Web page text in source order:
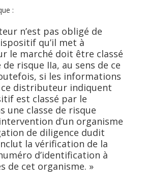
:
n’est pas obligé de
qu’il met à
le marché doit être classé
de risque IIa, au sens de ce
si les informations
distributeur indiquent
est classé par le
une classe de risque
d’un organisme
de diligence dudit
la vérification de la
d’identification à
de cet organisme. »